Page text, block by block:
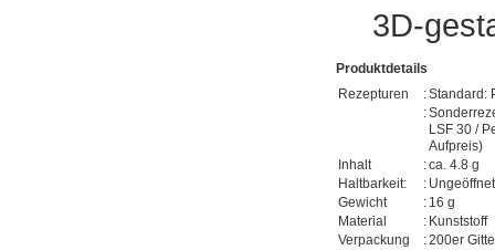
3D-
Produktdetails
Rezepturen
:Standard:
:
LSF 30 /
Aufpreis)
Inhalt
:ca. 4.8 g
Haltbarkeit:
:
Gewicht
: 16 g
Material
: Kunststoff
Verpackung
:200er